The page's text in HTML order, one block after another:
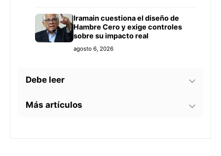
Iramain cuestiona el diseño de
Hambre Cero y exige controles
sobre su impacto real
agosto 6, 2026
Debe leer
Bomberos advierten sobre zonas
Más artículos